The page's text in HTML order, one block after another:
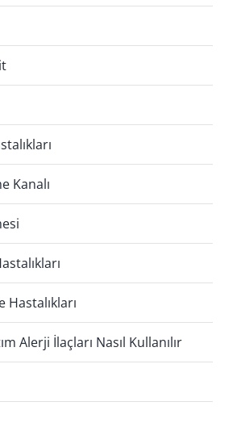
Kanalı
Hastalıkları
Alerji İlaçları Nasıl Kullanılır